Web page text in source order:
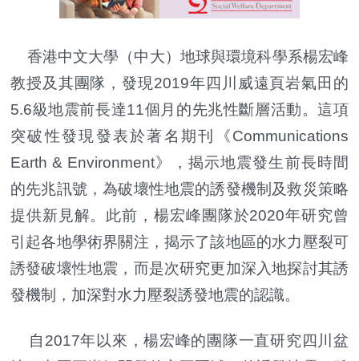
香港中文大學（中大）地球與環境科學系楊宏峰
教授及其團隊，發現2019年四川威遠頁岩氣田的
5.6級地震前長達11個月的先兆性斷層活動。這項
突破性發現發表於著名期刊《Communications
Earth & Environment》，揭示地震發生前長時間
的先兆訊號，為破壞性地震的誘發機制及救災策略
提供新見解。此前，楊宏峰團隊於2020年研究曾
引起各地學術界關注，揭示了該地區的水力壓裂可
誘發破壞性地震，而是次研究更加深入地探討其誘
發機制，加深對水力壓裂誘發地震的認識。
自2017年以來，楊宏峰的團隊一直研究四川盆